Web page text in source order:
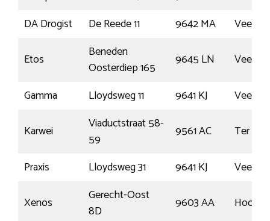
DA Drogist
De Reede 11 9642 MA
Etos
Beneden
Oosterdiep 165
9645 LN
Gamma
Lloydsweg 11 9641 KJ
Karwei
Viaductstraat 58-
59
9561 AC
Ter
Praxis
Lloydsweg 31 9641 KJ
Xenos
Gerecht-Oost
8D
9603 AA